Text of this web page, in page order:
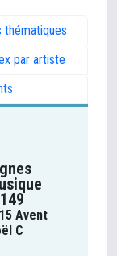
thématiques
par artiste
Avent
C